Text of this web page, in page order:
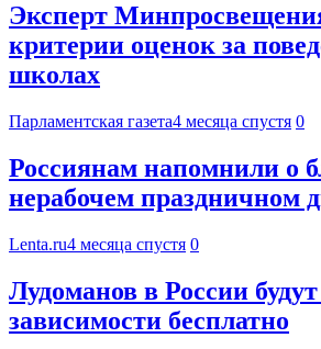
Эксперт
критерии оценок за
школах
Парламентская газета4 месяца спустя 0
Россиянам напомнили о
нерабочем праздничном
Lenta.ru4 месяца спустя 0
Лудоманов в России
зависимости бесплатно